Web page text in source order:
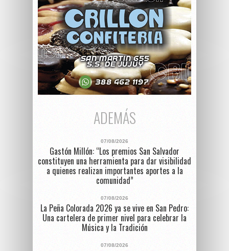
ADEMÁS
07/08/2026
Gastón Millón: “Los premios San Salvador
constituyen una herramienta para dar visibilidad
a quienes realizan importantes aportes a la
comunidad”
07/08/2026
La Peña Colorada 2026 ya se vive en San Pedro:
Una cartelera de primer nivel para celebrar la
Música y la Tradición
07/08/2026